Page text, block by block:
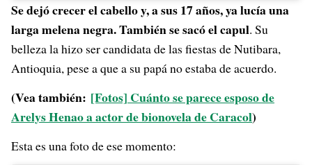
Se dejó crecer el cabello y, a sus 17 años, ya lucía una
larga melena negra. También se sacó el capul. Su
belleza la hizo ser candidata de las fiestas de Nutibara,
Antioquia, pese a que a su papá no estaba de acuerdo.
(Vea también: [Fotos] Cuánto se parece esposo de
Arelys Henao a actor de bionovela de Caracol)
Esta es una foto de ese momento: